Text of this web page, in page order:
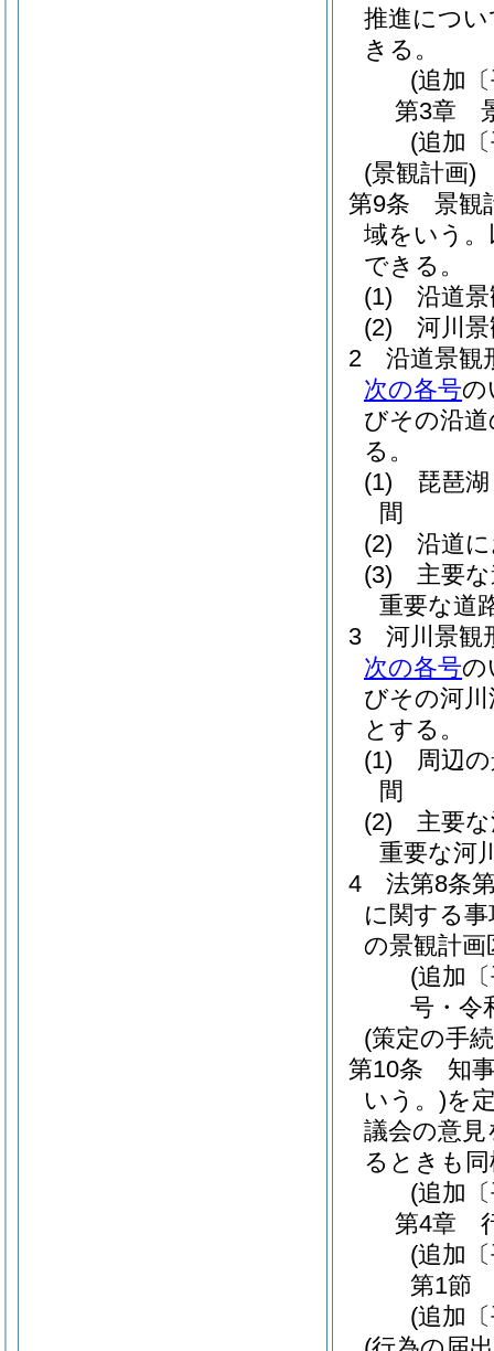
推進につ
きる。
(追加
第3章
(追加
(景観計画)
第9条
景観
域をいう
できる。
(1)
沿道
(2)
河川
2
沿道景観
次の各号の
びその沿
る。
(1)
琵琶
間
(2)
沿道
(3)
主要
重要な道
3
河川景観
次の各号の
びその河
とする。
(1)
周辺
間
(2)
主要
重要な河
4
法第8条
に関する
の景観計
(追加
号・令
(策定の手
第10条
知
いう。)を
議会の意
るときも
(追加
第4章
(追加
第1節
(追加